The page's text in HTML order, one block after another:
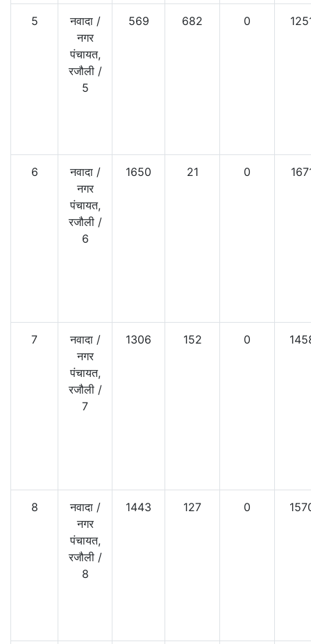
5 नवादा/
नगर
पंचायत,
रजौली /
5
569 682 0
6 नवादा/
नगर
पंचायत,
रजौली /
6
1650 21 0
7 नवादा/
नगर
पंचायत,
रजौली /
7
1306 152 0
8 नवादा/
नगर
पंचायत,
रजौली /
8
1443 127 0